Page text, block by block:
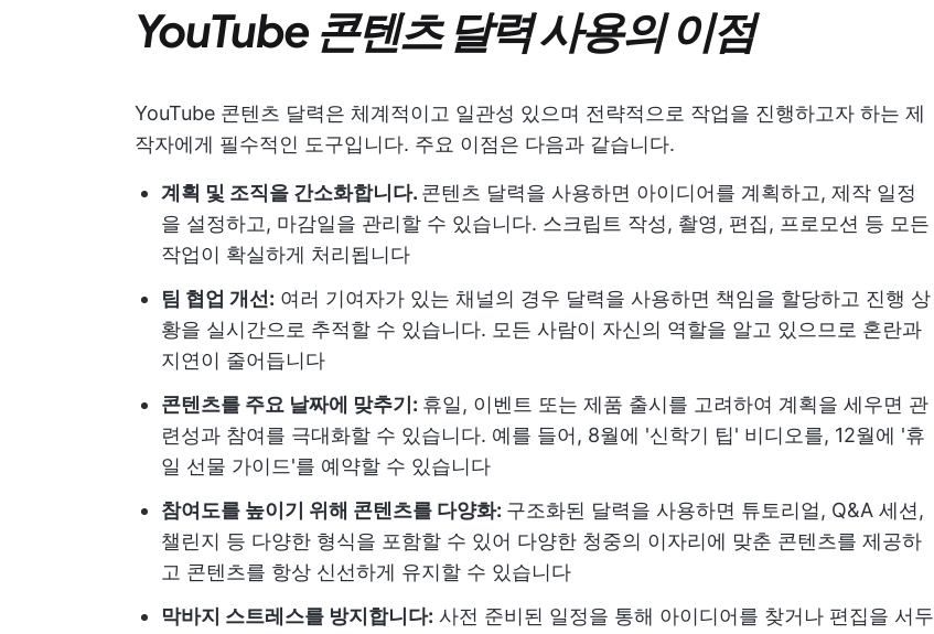
YouTube 콘텐츠 달력 사용의 이점
YouTube 콘텐츠 달력은 체계적이고 일관성 있으며 전략적으로 작업을 진행하고자 하는 제
작자에게 필수적인 도구입니다. 주요 이점은 다음과 같습니다.
계획 및 조직을 간소화합니다. 콘텐츠 달력을 사용하면 아이디어를 계획하고, 제작 일정
을 설정하고, 마감일을 관리할 수 있습니다. 스크립트 작성, 촬영, 편집, 프로모션 등 모든
작업이 확실하게 처리됩니다
팀 협업 개선: 여러 기여자가 있는 채널의 경우 달력을 사용하면 책임을 할당하고 진행 상
황을 실시간으로 추적할 수 있습니다. 모든 사람이 자신의 역할을 알고 있으므로 혼란과
지연이 줄어듭니다
콘텐츠를 주요 날짜에 맞추기: 휴일, 이벤트 또는 제품 출시를 고려하여 계획을 세우면 관
련성과 참여를 극대화할 수 있습니다. 예를 들어, 8월에 '신학기 팁' 비디오를, 12월에 '휴
일 선물 가이드'를 예약할 수 있습니다
참여도를 높이기 위해 콘텐츠를 다양화: 구조화된 달력을 사용하면 튜토리얼, Q&A 세션,
챌린지 등 다양한 형식을 포함할 수 있어 다양한 청중의 이자리에 맞춘 콘텐츠를 제공하
고 콘텐츠를 항상 신선하게 유지할 수 있습니다
막바지 스트레스를 방지합니다: 사전 준비된 일정을 통해 아이디어를 찾거나 편집을 서두